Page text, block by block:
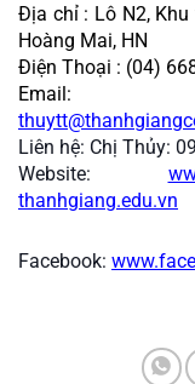
Địa chỉ : Lô N2,
Hoàng Mai, HN
Điện Thoại : (04)
Email:
Liên hệ: Chị Thủy:
Website:
thanhgiang.edu.vn
Facebook: